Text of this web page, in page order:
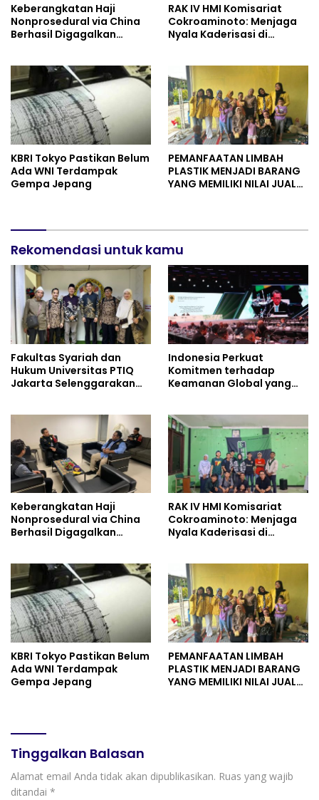
Keberangkatan Haji
Nonprosedural via China
Berhasil Digagalkan
RAK IV HMI Komisariat
Cokroaminoto: Menjaga
Nyala Kaderisasi di
KBRI Tokyo Pastikan Belum
Ada WNI Terdampak
Gempa Jepang
PEMANFAATAN LIMBAH
PLASTIK MENJADI BARANG
YANG MEMILIKI NILAI JUAL
Rekomendasi untuk kamu
Fakultas Syariah dan
Hukum Universitas PTIQ
Jakarta Selenggarakan
Indonesia Perkuat
Komitmen terhadap
Keamanan Global yang
Keberangkatan Haji
Nonprosedural via China
Berhasil Digagalkan
RAK IV HMI Komisariat
Cokroaminoto: Menjaga
Nyala Kaderisasi di
KBRI Tokyo Pastikan Belum
Ada WNI Terdampak
Gempa Jepang
PEMANFAATAN LIMBAH
PLASTIK MENJADI BARANG
YANG MEMILIKI NILAI JUAL
Tinggalkan Balasan
Alamat email Anda tidak akan dipublikasikan. Ruas yang wajib
ditandai *